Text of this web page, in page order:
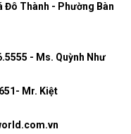
Đô Thành - Phường Bàn
- Ms. Quỳnh Như
Mr. Kiệt